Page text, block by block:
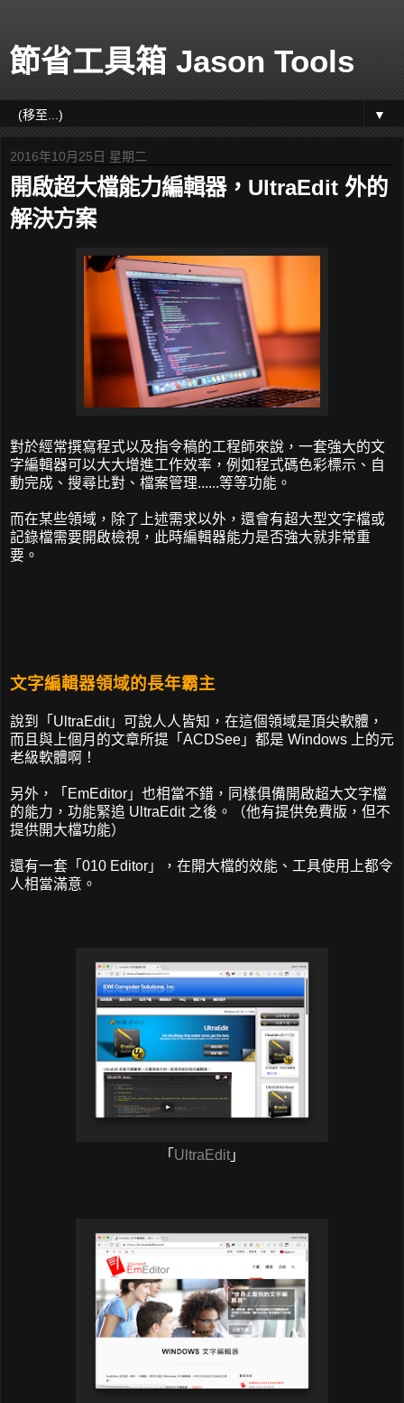
節省工具箱 Jason Tools
▼
2016年10月25日 星期二
開啟超大檔能力編輯器，UltraEdit 外的
解決方案
對於經常撰寫程式以及指令稿的工程師來說，一套強大的文
字編輯器可以大大增進工作效率，例如程式碼色彩標示、自
動完成、搜尋比對、檔案管理......等等功能。
而在某些領域，除了上述需求以外，還會有超大型文字檔或
記錄檔需要開啟檢視，此時編輯器能力是否強大就非常重
要。
文字編輯器領域的長年霸主
說到「UltraEdit」可說人人皆知，在這個領域是頂尖軟體，
而且與上個月的文章所提「ACDSee」都是 Windows 上的元
老級軟體啊！
另外，「EmEditor」也相當不錯，同樣俱備開啟超大文字檔
的能力，功能緊追 UltraEdit 之後。（他有提供免費版，但不
提供開大檔功能）
還有一套「010 Editor」，在開大檔的效能、工具使用上都令
人相當滿意。
「 UltraEdit 」